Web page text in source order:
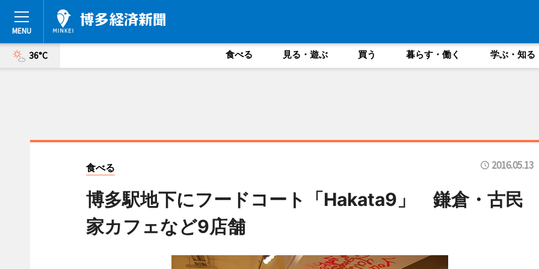
36°C 食べる 見る・遊ぶ 買う 暮らす・働く 学ぶ・知る
食べる 2016.05.13
博多駅地下にフードコート「Hakata9」 鎌倉・古民
家カフェなど9店舗